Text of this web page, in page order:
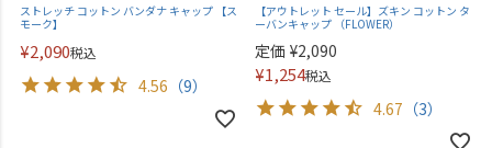
ストレッチ コットン バンダナ キャップ 【ス
モーク】
¥2,090税込
4.56 （9）
【アウトレット セール】ズキン コットン タ
ーバンキャップ （FLOWER）
定価 ¥2,090
¥1,254税込
4.67 （3）